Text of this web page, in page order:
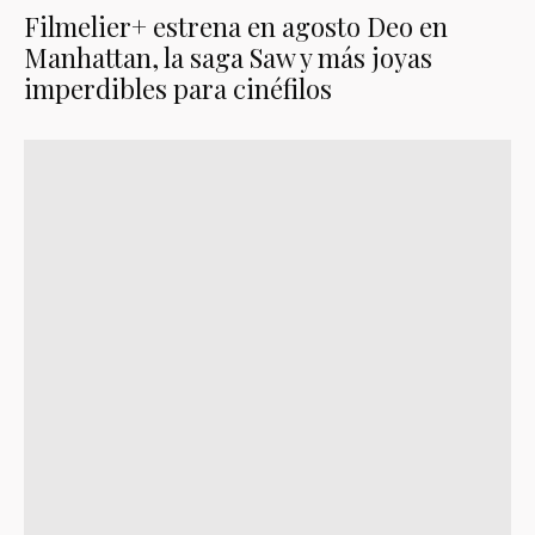
Filmelier+ estrena en agosto Deo en
Manhattan, la saga Saw y más joyas
imperdibles para cinéfilos